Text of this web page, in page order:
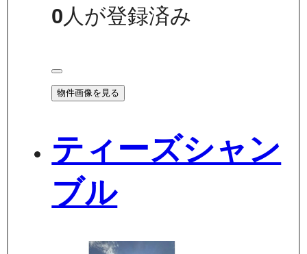
0人が登録済み
物件画像を見る
ティーズシャン
ブル